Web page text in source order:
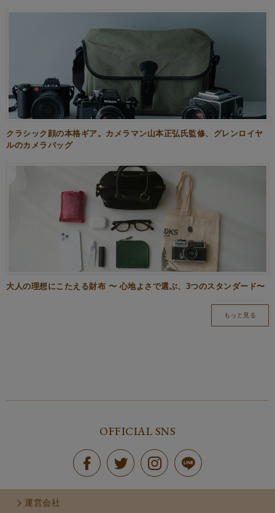
クラシック顔の本格ギア。カメラマン山本正弘氏監修、グレンロイヤ
ルのカメラバッグ
大人の理想にこたえる財布 〜 心地よさで選ぶ、3つのスタンダード〜
もっと見る
OFFICIAL SNS
運営会社